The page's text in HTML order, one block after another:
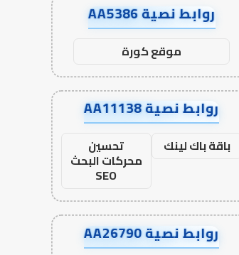
روابط نصية AA5386
موقع كورة
روابط نصية AA11138
باقة باك لينك تحسين
محركات البحث
SEO
روابط نصية AA26790